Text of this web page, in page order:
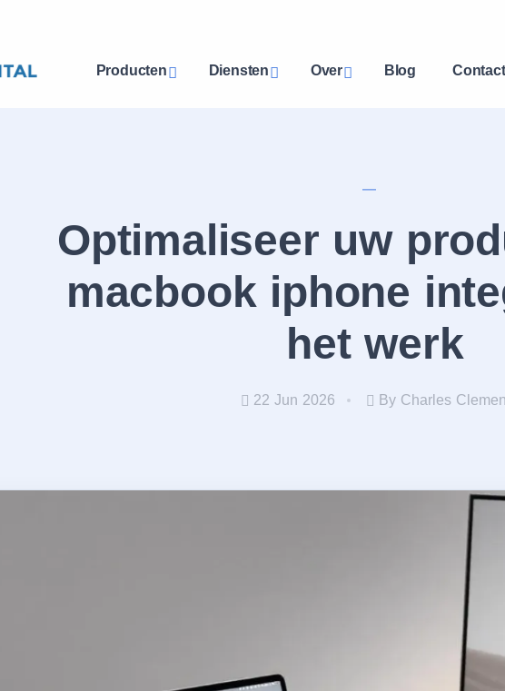
Producten Diensten Over Blog Contact
Optimaliseer uw
macbook iphone
het werk
22 Jun 2026 By Charles